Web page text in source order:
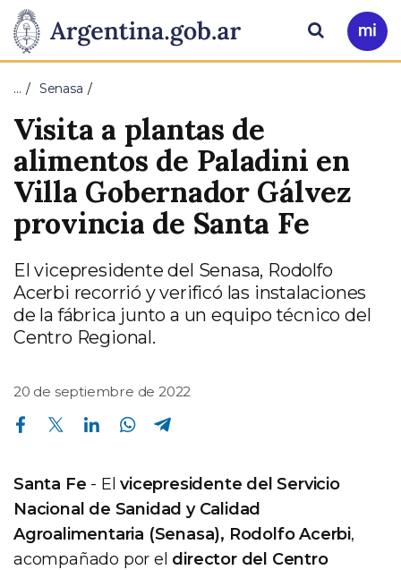
Presidencia
de
la
Nación
Pasar al contenido principal
Ir
a
Buscar
… Senasa
Visita a plantas de
alimentos de Paladini en
Villa Gobernador Gálvez
provincia de Santa Fe
El vicepresidente del Senasa, Rodolfo
Acerbi recorrió y verificó las instalaciones
de la fábrica junto a un equipo técnico del
Centro Regional.
20 de septiembre de 2022
Compartir en Facebook Compartir en Twitter Compartir en Linkedin Compartir en Whatsapp
Santa Fe - Elvicepresidente del Servicio
Nacional de Sanidad y Calidad
Agroalimentaria (Senasa), Rodolfo Acerbi,
acompañado por el director del Centro